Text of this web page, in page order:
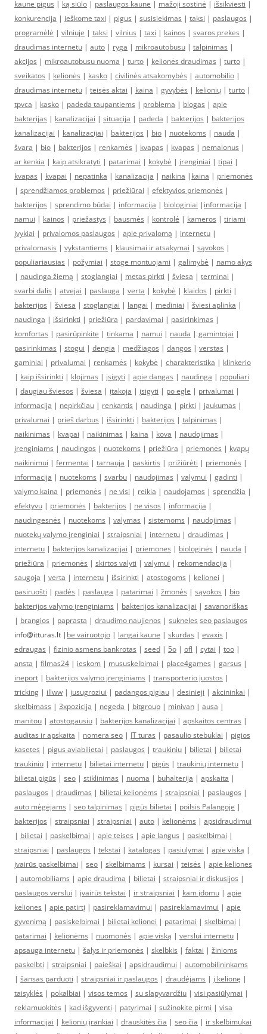
kaune pigus | ką siūlo | paslaugos kaune | mažoji sostinė | išsikviesti |
konkurencija | ieškome taxi | pigus | susisiekimas | taksi | paslaugos |
programėlė | vilniuje | taksi | vilnius | taxi | kainos | svaros prekes |
draudimas internetu | auto | ryga | mikroautobusu | talpinimas |
akcijos | mikroautobusu nuoma | turto | kelionės draudimas | turto |
sveikatos | kelionės | kasko | civilinės atsakomybės | automobilio |
draudimas internetu | teisės aktai | kaina | gyvybės | kelionių | turto |
tpvca | kasko | padeda taupantiems | problema | blogas | apie
bakterijas | kanalizacijai | situacija | padeda | bakterijos | bakterijos
kanalizacijai | kanalizacijai | bakterijos | bio | nuotekoms | nauda |
švara | bio | bakterijos | renkamės | kvapas | kvapas | nemalonus |
ar kenkia | kaip atsikratyti | patarimai | kokybė | įrenginiai | tipai |
kvapas | kvapai | nepatinka | kanalizacija | naikina | kaina | priemonės
| sprendžiamos problemos | priežiūrai | efektyvios priemonės |
bakterijos | sprendimo būdai | informacija | biologiniai | informacija |
namui | kainos | priežastys | bausmės | kontrolė | kameros | tiriami
įvykiai | privalomos paslaugos | apie privalomą | internetu |
privalomasis | vykstantiems | klausimai ir atsakymai | sąvokos |
populiariausias | požymiai | stoge montuojami | galimybė | namo akys
| naudinga žiemą | stoglangiai | metas pirkti | šviesa | terminai |
svarbi dalis | atvejai | paslauga | verta | kokybė | klaidos | pirkti |
bakterijos | šviesa | stoglangiai | langai | mediniai | šviesi aplinka |
naudinga | išsirinkti | priežiūra | pardavimai | pasirinkimas |
komfortas | pasirūpinkite | tinkama | namui | nauda | gamintojai |
pasirinkimas | stogui | dengia | medžiagos | dangos | verstas |
gaminiai | privalumai | renkamės | kokybė | charakteristika | klinkerio
| kaip išsirinkti | klojimas | įsigyti | apie dangas | naudinga | populiari
| daugiau šviesos | šviesa | įtakoja | įsigyti | po egle | privalumai |
informacija | nepirkčiau | renkantis | naudinga | pirkti | jaukumas |
privalumai | prieš darbus | išsirinkti | bakterijos | talpinimas |
naikinimas | kvapai | naikinimas | kaina | kova | naudojimas |
įrenginiams | naudingos | nuotekoms | priežiūra | priemonės | kvapų
naikinimui | fermentai | tarnauja | paskirtis | prižiūrėti | priemonės |
informacija | nuotekoms | svarbu | naudojimas | valymui | gadinti |
valymo kaina | priemonės | ne visi | reikia | naudojamos | sprendžia |
efektyvu | priemonės | bakterijos | ne visos | informacija |
naudingesnės | nuotekoms | valymas | sistemoms | naudojimas |
nuotekų valymo įrenginiai | straipsniai | internetu | draudimas |
internetu | bakterijos kanalizacijai | priemones | biologinės | nauda |
priežiūra | priemonės | skirtos valyti | valymui | rekomendacija |
saugoja | verta | internetu | išsirinkti | atostogoms | kelionei |
pasiruošti | padės | paslauga | patarimai | žmonės | sąvokos | bio
bakterijos valymo įrenginiams | bakterijos kanalizacijai | savanoriškas
| brangios | paprasta | draudimo naujienos | sukneles seo paslaugos
info@itturas.lt | be vairuotojo | langai kaune | skurdas | evaxis |
edraugas | fizinio asmens bankrotas | seed | 5o | ofl | cytai | too |
ansta | filmas24 | ieskom | mususkelbimai | place4games | garsus |
ineport | bakterijos valymo įrenginiams | transporterio juostos |
tricking | illww | jusugroziui | padangos pigiau | desinieji | akcininkai |
skelbimass | 3xpozicija | negeda | bitgroup | minivan | ausa |
manitou | atostogausiu | bakterijos kanalizacijai | apskaitos centras |
auditas ir apskaita | nomera seo | IT turas | pasaulio stebuklai | pigios
kasetes | pigus aviabilietai | paslaugos | traukiniu | bilietai | bilietai
traukiniu | internetu | bilietai internetu | pigūs | traukinių internetu |
bilietai pigūs | seo | stiklinimas | nuoma | buhalterija | apskaita |
paslaugos | draudimas | bilietai kelionėms | straipsniai | paslaugos |
auto mėgėjams | seo talpinimas | pigūs bilietai | poilsis Palangoje |
bakterijos | straipsniai | straipsniai | auto | kelionėms | apsidraudimui
| bilietai | paskelbimai | apie teises | apie langus | paskelbimai |
straipsniai | paslaugos | tekstai | katalogas | pasiulymai | apie viską |
įvairūs paskelbimai | seo | skelbimams | kursai | teisės | apie keliones
| automobiliams | apie draudima | bilietai | straipsniai ir diskusijos |
paslaugos verslui | įvairūs tekstai | ir straipsniai | kam įdomu | apie
keliones | apie patirtį | pasireklamavimui | pasireklamavimui | apie
gyvenimą | pasiskelbimai | bilietai kelionei | patarimai | skelbimai |
patarimai | kelionėms | nuomonės | apie viską | verslui internetu |
apsauga internetu | šalys ir priemonės | skelbkis | faktai | žinioms
paskelbti | straipsniai | paieškai | apsidraudimui | automobilininkams
| šansas parduoti | straipsniai ir paslaugos | draudėjams | į kelionę |
taisyklės | pokalbiai | visos temos | su slapyvardžiu | visi pasiūlymai |
reklamuokitės | kad išgyventi | patyrimai | sužinokite pirmi | visa
informacijai | kelionių įrankiai | drauskitės čia | seo čia | ir skelbimukai